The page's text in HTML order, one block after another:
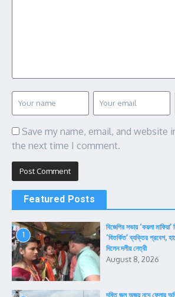
Save my name, email, and website
the next time I comment.
Featured Posts
1
বিজেপির সভায় ‘কয়লা
‘বিতর্কিত’ ব্যক্তির প্রবেশ,
দিলেন দলীয় নেত্রী
August 8, 2026
দূষিত জল অজয় নদে ফেলার